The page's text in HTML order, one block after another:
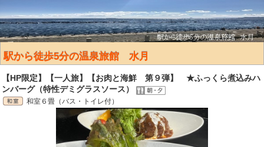
駅から徒歩5分の温泉旅館 水月
【HP限定】【一人旅】【お肉と海鮮 第９弾】 ★ふっくら煮込みハ
ンバーグ（特性デミグラスソース）
和室６畳（バス・トイレ付）